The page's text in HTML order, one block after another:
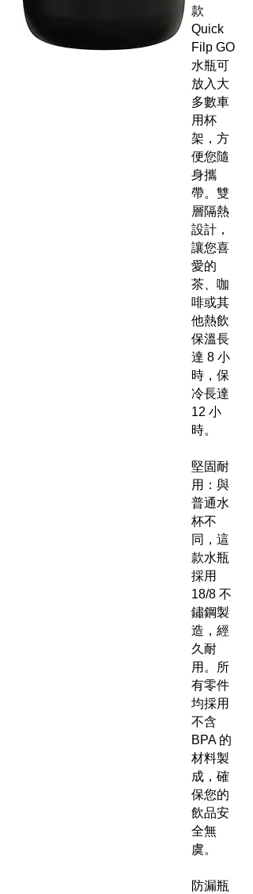
款
Quick
Filp GO
水瓶可
放入大
多數車
用杯
架，方
便您隨
身攜
帶。雙
層隔熱
設計，
讓您喜
愛的
茶、咖
啡或其
他熱飲
保溫長
達 8 小
時，保
冷長達
12 小
時。
堅固耐
用：與
普通水
杯不
同，這
款水瓶
採用
18/8 不
鏽鋼製
造，經
久耐
用。所
有零件
均採用
不含
BPA 的
材料製
成，確
保您的
飲品安
全無
虞。
防漏瓶